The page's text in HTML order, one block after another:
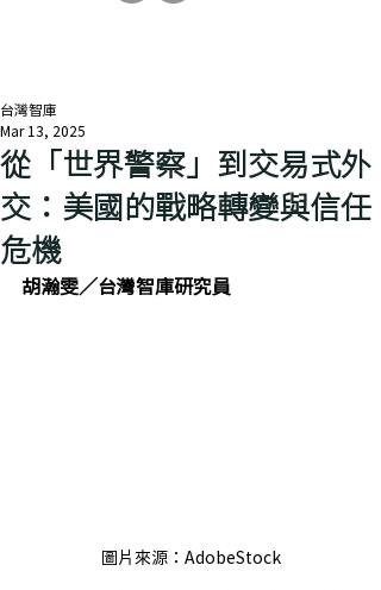
從「世界警察」到交易式外
交：美國的戰略轉變與信任
危機
台灣智庫
Mar 13, 2025
胡瀚雯／台灣智庫研究員
圖片來源：AdobeStock